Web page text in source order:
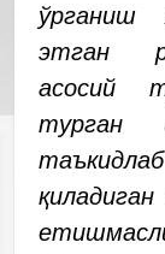
ўрганиш
этган
асосий
турган